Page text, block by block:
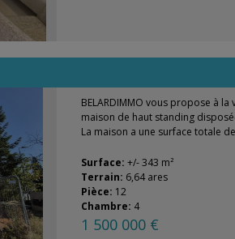
BELARDIMMO vous propose à
maison de haut standing
La maison a une surface totale
Surface: +/- 343 m²
Terrain: 6,64 ares
Pièce: 12
Chambre: 4
1 500 000 €